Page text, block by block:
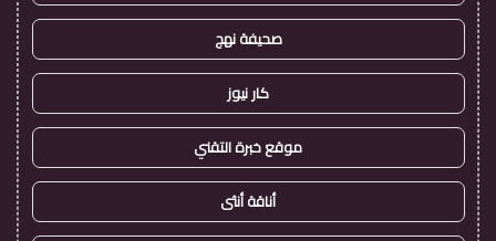
صحيفة نهج
كار نيوز
موقع خبرة التقني
أناقة أنثى